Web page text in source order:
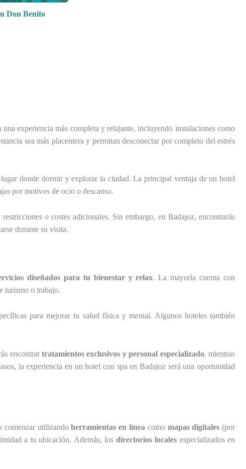
Don Benito
experiencia más completa y relajante, incluyendo instalaciones como
sea más placentera y permitan desconectar por completo del estrés
donde dormir y explorar la ciudad. La principal ventaja de un hotel
por motivos de ocio o descanso.
o costes adicionales. Sin embargo, en Badajoz, encontrarás
durante su visita.
diseñados para tu bienestar y relax. La mayoría cuenta con
turismo o trabajo.
para mejorar tu salud física y mental. Algunos hoteles también
encontrar tratamientos exclusivos y personal especializado, mientras
la experiencia en un hotel con spa en Badajoz será una oportunidad
comenzar utilizandoherramientas en línea como mapas digitales (por
a tu ubicación. Además, losdirectorios locales especializados en